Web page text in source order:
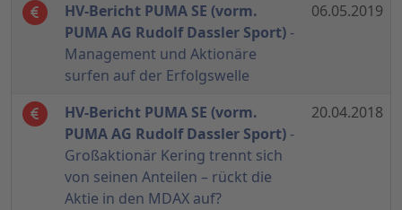
HV-Bericht PUMA SE (vorm.
PUMA AG Rudolf Dassler Sport) -
Management und Aktionäre
surfen auf der Erfolgswelle
06.05.2019
HV-Bericht PUMA SE (vorm.
PUMA AG Rudolf Dassler Sport)-
Großaktionär Kering trennt sich
von seinen Anteilen – rückt die
Aktie in den MDAX auf?
20.04.2018